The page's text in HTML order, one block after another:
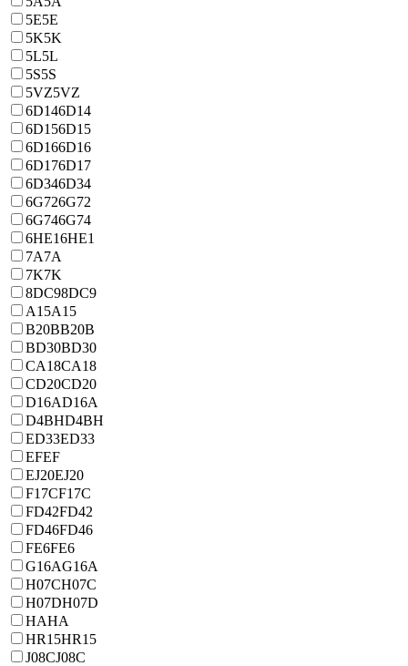
5E5E
5K5K
5L5L
5S5S
5VZ5VZ
6D146D14
6D156D15
6D166D16
6D176D17
6D346D34
6G726G72
6G746G74
6HE16HE1
7A7A
7K7K
8DC98DC9
A15A15
B20BB20B
BD30BD30
CA18CA18
CD20CD20
D16AD16A
D4BHD4BH
ED33ED33
EFEF
EJ20EJ20
F17CF17C
FD42FD42
FD46FD46
FE6FE6
G16AG16A
H07CH07C
H07DH07D
HAHA
HR15HR15
J08CJ08C